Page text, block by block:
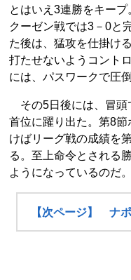
とはいえ3連勝をキー
クーゼン戦では3－0と
た後は、猛攻を仕掛け
打たせないようコント
には、パスワークで圧
その5日後には、冒頭
首位に躍り出た。第8
けばリーグ戦の成績を
る。至上命令とされる
ようになっているのだ。
【次ページ】 ナ